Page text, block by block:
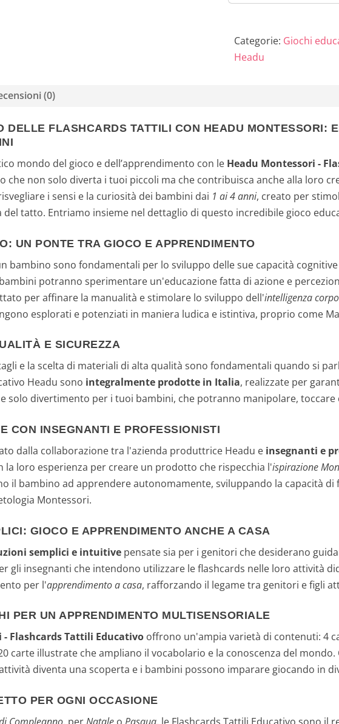
Categorie: Giochi
Headu
(0)
DELLE FLASHCARDS TATTILI CON HEADU MONTESSORI:
mondo del gioco e dell’apprendimento con le Headu Montessori -
che non solo diverta i tuoi piccoli ma che contribuisca anche alla loro
i sensi e la curiosità dei bambini dai 1 ai 4 anni, creato per
tatto. Entriamo insieme nel dettaglio di questo incredibile gioco
UN PONTE TRA GIOCO E APPRENDIMENTO
bambino sono fondamentali per lo sviluppo delle sue capacità
potranno sperimentare un'educazione fatta di azione e
per affinare la manualità e stimolare lo sviluppo dell'intelligenza
esplorati e potenziati in maniera ludica e istintiva, proprio come
E SICUREZZA
e la scelta di materiali di alta qualità sono fondamentali quando si
Headu sono integralmente prodotte in Italia, realizzate per
solo divertimento per i tuoi bambini, che potranno manipolare, toccare
CON INSEGNANTI E PROFESSIONISTI
dalla collaborazione tra l'azienda produttrice Headu e insegnanti e
loro esperienza per creare un prodotto che rispecchia l'ispirazione
il bambino ad apprendere autonomamente, sviluppando la capacità di
Montessori.
GIOCO E APPRENDIMENTO ANCHE A CASA
semplici e intuitive pensate sia per i genitori che desiderano
gli insegnanti che intendono utilizzare le flashcards nelle loro attività
per l'apprendimento a casa, rafforzando il legame tra genitori e figli
PER UN APPRENDIMENTO MULTISENSORIALE
- Flashcards Tattili Educativo offrono un'ampia varietà di contenuti: 4
carte illustrate che ampliano il vocabolario e la conoscenza del
diventa una scoperta e i bambini possono imparare giocando in
PER OGNI OCCASIONE